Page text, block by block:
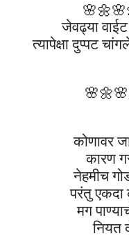
🌸🌼
जेवढ्या
त्यापेक्षा दुप्पट
🌸🌼
कोणावर
कारण
नेहमीच
परंतु एकदा
मग
नियत